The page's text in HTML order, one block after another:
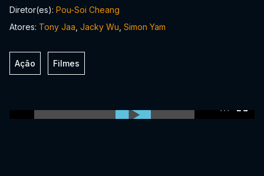
Diretor(es): Pou-Soi Cheang
Atores: Tony Jaa Jacky Wu Simon Yam
Ação Filmes